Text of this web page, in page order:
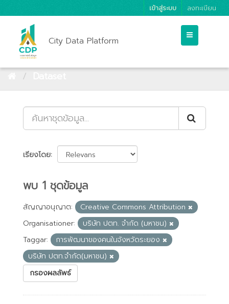
เข้าสู่ระบบ ลงทะเบียน
City Data Platform
เรียงโดย
พบ 1 ชุดข้อมูล
สัญญาอนุญาต:
Creative Commons Attribution
Organisationer:
บริษัท ปตท. จำกัด (มหาชน)
Taggar:
การพัฒนาของคนในจังหวัดระยอง
บริษัท ปตท.จำกัด(มหาชน)
กรองผลลัพธ์